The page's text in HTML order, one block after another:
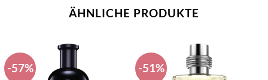
ÄHNLICHE PRODUKTE
-57% -51%